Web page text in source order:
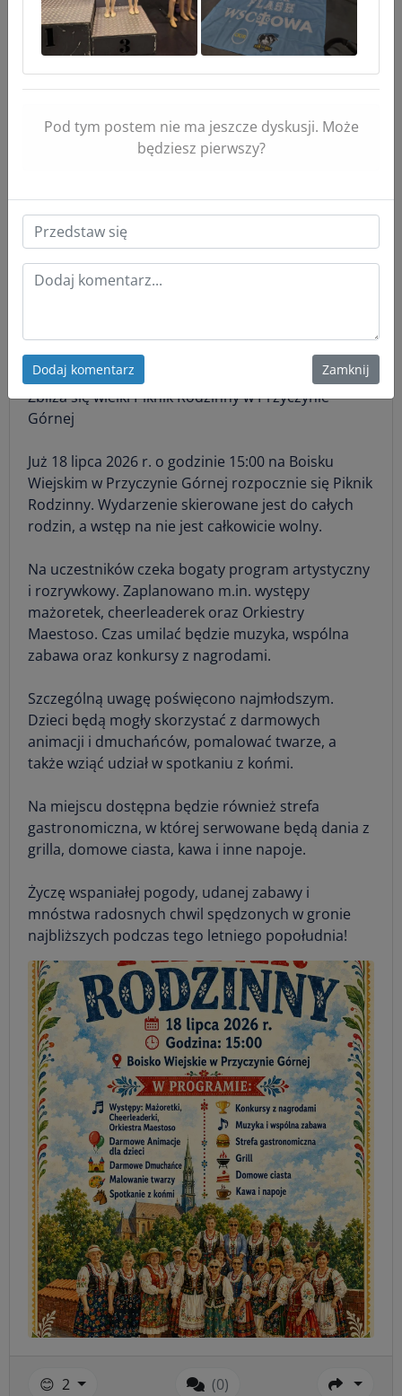
😊2 (0)
Anonim
niedziela, 12 lipca o 13:50
Zbliża się wielki Piknik Rodzinny w Przyczynie
Górnej
Już 18 lipca 2026 r. o godzinie 15:00 na Boisku
Wiejskim w Przyczynie Górnej rozpocznie się Piknik
Rodzinny. Wydarzenie skierowane jest do całych
rodzin, a wstęp na nie jest całkowicie wolny.
Na uczestników czeka bogaty program artystyczny
i rozrywkowy. Zaplanowano m.in. występy
mażoretek, cheerleaderek oraz Orkiestry
Maestoso. Czas umilać będzie muzyka, wspólna
zabawa oraz konkursy z nagrodami.
Szczególną uwagę poświęcono najmłodszym.
Dzieci będą mogły skorzystać z darmowych
animacji i dmuchańców, pomalować twarze, a
także wziąć udział w spotkaniu z końmi.
Na miejscu dostępna będzie również strefa
gastronomiczna, w której serwowane będą dania z
grilla, domowe ciasta, kawa i inne napoje.
Życzę wspaniałej pogody, udanej zabawy i
mnóstwa radosnych chwil spędzonych w gronie
najbliższych podczas tego letniego popołudnia!
😊 2 (0)
Pod tym postem nie ma jeszcze dyskusji. Może
będziesz pierwszy?
Dodaj komentarz Zamknij